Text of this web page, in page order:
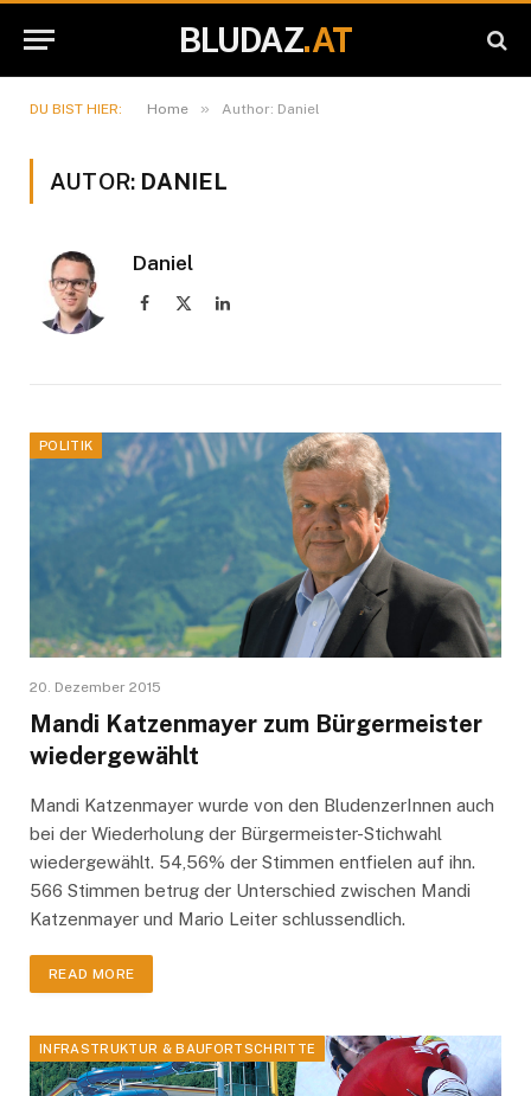
BLUDAZ.AT
DU BIST HIER: Home » Author: Daniel
AUTOR: DANIEL
Daniel
Facebook LinkedIn
POLITIK
20. Dezember 2015
Mandi Katzenmayer zum Bürgermeister
wiedergewählt
Mandi Katzenmayer wurde von den BludenzerInnen auch
bei der Wiederholung der Bürgermeister-Stichwahl
wiedergewählt. 54,56% der Stimmen entfielen auf ihn.
566 Stimmen betrug der Unterschied zwischen Mandi
Katzenmayer und Mario Leiter schlussendlich.
READ MORE
INFRASTRUKTUR & BAUFORTSCHRITTE